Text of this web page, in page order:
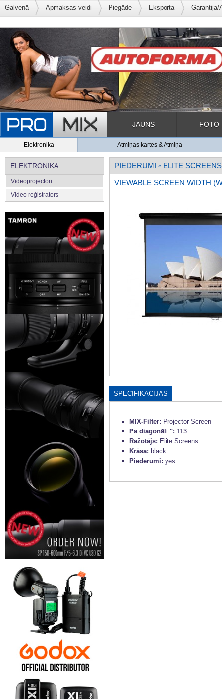
Galvenā Apmaksas veidi Piegāde Eksporta Garantija/
JAUNS FOTO
Elektronika Atmiņas kartes & Atmiņa
ELEKTRONIKA
Videoprojectori
Video reģistrators
PIEDERUMI »
ELITE SCREENS
VIEWABLE SCREEN WIDTH
SPECIFIKĀCIJAS
MIX-Filter: Projector Screen
Pa diagonāli ": 113
Ražotājs: Elite Screens
Krāsa: black
Piederumi: yes